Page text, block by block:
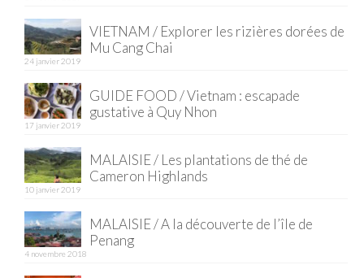
France
La Réunion
Poitou
Savoie
Allemagne
VIETNAM / Explorer les rizières dorées de
Mu Cang Chai
24 janvier 2019
GUIDE FOOD / Vietnam : escapade
gustative à Quy Nhon
17 janvier 2019
MALAISIE / Les plantations de thé de
Cameron Highlands
10 janvier 2019
MALAISIE / A la découverte de l’île de
Penang
4 novembre 2018